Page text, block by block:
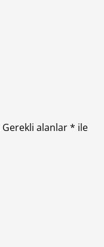
Gerekli alanlar* ile